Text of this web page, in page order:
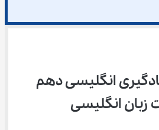
انگلیسی دهم
زبان انگلیسی